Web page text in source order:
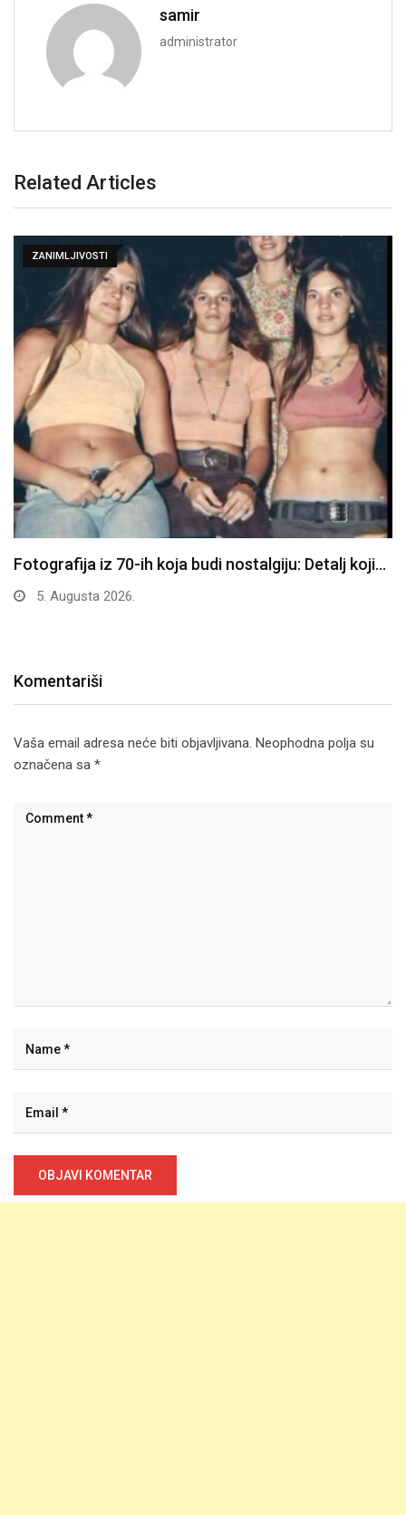
samir
administrator
Related Articles
ZANIMLJIVOSTI
Fotografija iz 70-ih koja budi nostalgiju: Detalj koji…
5. Augusta 2026.
Komentariši
Vaša email adresa neće biti objavljivana. Neophodna polja su
označena sa *